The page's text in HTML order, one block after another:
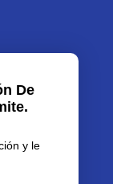
De
y le